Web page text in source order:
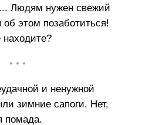
Людям нужен свежий
этом позаботиться!
• • •
и ненужной
зимние сапоги. Нет,
помада.